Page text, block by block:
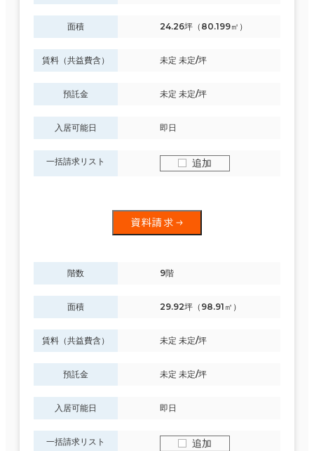
面積 24.26坪（80.199㎡）
賃料（共益費含） 未定 未定/坪
預託金 未定 未定/坪
入居可能日 即日
一括請求リスト 追加
資料請求
階数 9階
面積 29.92坪（98.91㎡）
賃料（共益費含） 未定 未定/坪
預託金 未定 未定/坪
入居可能日 即日
一括請求リスト 追加